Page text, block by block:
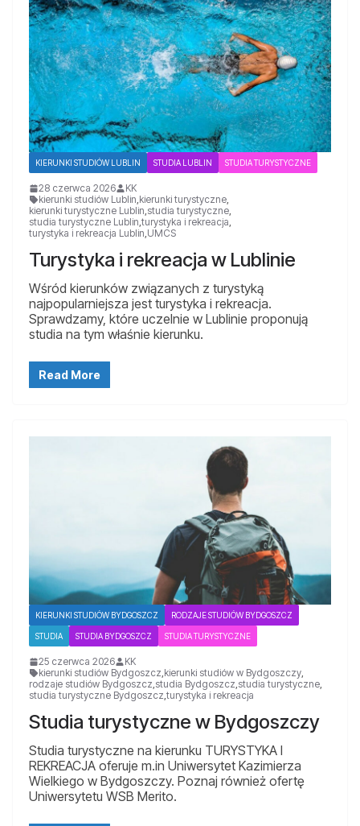
KIERUNKI STUDIÓW LUBLIN STUDIA LUBLIN STUDIA TURYSTYCZNE
28 czerwca 2026
KK
kierunki studiów Lublin,kierunki turystyczne,
kierunki turystyczne Lublin,studia turystyczne,
studia turystyczne Lublin,turystyka i rekreacja,
turystyka i rekreacja Lublin,UMCS
Turystyka i rekreacja w Lublinie
Wśród kierunków związanych z turystyką
najpopularniejsza jest turystyka i rekreacja.
Sprawdzamy, które uczelnie w Lublinie proponują
studia na tym właśnie kierunku.
Read More
KIERUNKI STUDIÓW BYDGOSZCZ RODZAJE STUDIÓW BYDGOSZCZ
STUDIA STUDIA BYDGOSZCZ STUDIA TURYSTYCZNE
25 czerwca 2026
KK
kierunki studiów Bydgoszcz,kierunki studiów w Bydgoszczy,
rodzaje studiów Bydgoszcz,studia Bydgoszcz,studia turystyczne,
studia turystyczne Bydgoszcz,turystyka i rekreacja
Studia turystyczne w Bydgoszczy
Studia turystyczne na kierunku TURYSTYKA I
REKREACJA oferuje m.in Uniwersytet Kazimierza
Wielkiego w Bydgoszczy. Poznaj również ofertę
Uniwersytetu WSB Merito.